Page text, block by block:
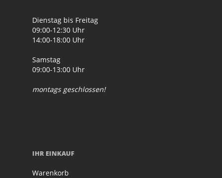
Dienstag bis Freitag
09:00-12:30 Uhr
14:00-18:00 Uhr
Samstag
09:00-13:00 Uhr
montags geschlossen!
IHR EINKAUF
Warenkorb